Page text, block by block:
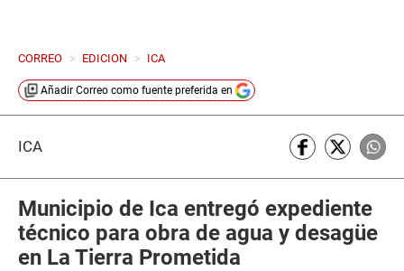
CORREO > EDICION > ICA
Añadir Correo como fuente preferida en
ICA
Municipio de Ica entregó expediente
técnico para obra de agua y desagüe
en La Tierra Prometida